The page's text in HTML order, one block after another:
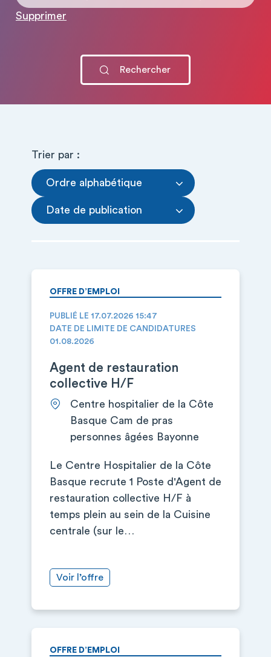
Supprimer
Trier par :
Ordre alphabétique
Date de publication
OFFRE D’EMPLOI
PUBLIÉ LE 17.07.2026 15:47
DATE DE LIMITE DE CANDIDATURES
01.08.2026
Agent de restauration
collective H/F
Centre hospitalier de la Côte
Basque Cam de pras
personnes âgées Bayonne
Le Centre Hospitalier de la Côte
Basque recrute 1 Poste d'Agent de
restauration collective H/F à
temps plein au sein de la Cuisine
centrale (sur le…
Voir l’offre
OFFRE D’EMPLOI